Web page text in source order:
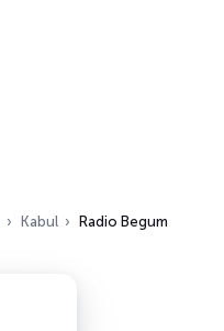
Kabul Radio Begum